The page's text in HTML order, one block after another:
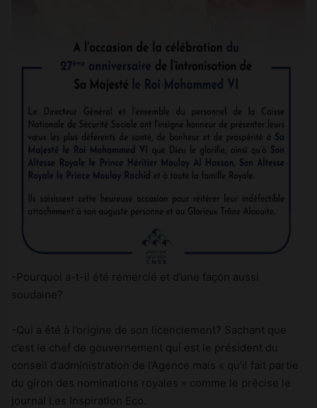
-Pourquoi a-t-il été remercié et d’une façon aussi
soudaine?
-Qui a été à l’origine de son licenciement? Sachant que
c’est le chef de gouvernement qui est le président du
conseil d’administration de l’Agence mais « qu’il fait partie
du giron des nominations royales » comme le précise le
journal Les Inspiration Eco.